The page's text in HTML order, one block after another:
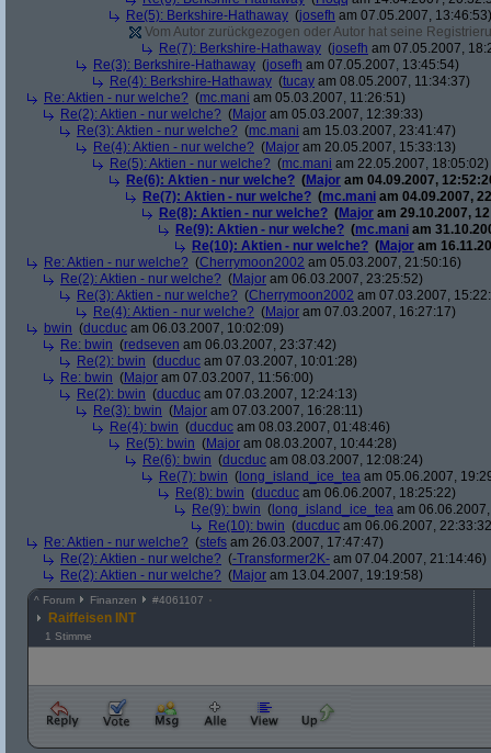
Re(5): Berkshire-Hathaway (josefh am 07.05.2007, 13:46:53)
Vom Autor zurückgezogen oder Autor hat seine
Re(7): Berkshire-Hathaway (josefh am 07.05.2007,
Re(3): Berkshire-Hathaway (josefh am 07.05.2007, 13:45:54)
Re(4): Berkshire-Hathaway (tucay am 08.05.2007, 11:34:37)
Re: Aktien - nur welche? (mc.mani am 05.03.2007, 11:26:51)
Re(2): Aktien - nur welche? (Major am 05.03.2007, 12:39:33)
Re(3): Aktien - nur welche? (mc.mani am 15.03.2007, 23:41:47)
Re(4): Aktien - nur welche? (Major am 20.05.2007, 15:33:13)
Re(5): Aktien - nur welche? (mc.mani am 22.05.2007, 18:05:02)
Re(6): Aktien - nur welche? (Major am 04.09.2007,
Re(7): Aktien - nur welche? (mc.mani am 04.09.2007,
Re(8): Aktien - nur welche? (Major am 29.10.2007,
Re(9): Aktien - nur welche? (mc.mani am
Re(10): Aktien - nur welche? (Major am
Re: Aktien - nur welche? (Cherrymoon2002 am 05.03.2007, 21:50:16)
Re(2): Aktien - nur welche? (Major am 06.03.2007, 23:25:52)
Re(3): Aktien - nur welche? (Cherrymoon2002 am 07.03.2007,
Re(4): Aktien - nur welche? (Major am 07.03.2007, 16:27:17)
bwin (ducduc am 06.03.2007, 10:02:09)
Re: bwin (redseven am 06.03.2007, 23:37:42)
Re(2): bwin (ducduc am 07.03.2007, 10:01:28)
Re: bwin (Major am 07.03.2007, 11:56:00)
Re(2): bwin (ducduc am 07.03.2007, 12:24:13)
Re(3): bwin (Major am 07.03.2007, 16:28:11)
Re(4): bwin (ducduc am 08.03.2007, 01:48:46)
Re(5): bwin (Major am 08.03.2007, 10:44:28)
Re(6): bwin (ducduc am 08.03.2007, 12:08:24)
Re(7): bwin ( long_island_ice_tea am 05.06.2007,
Re(8): bwin (ducduc am 06.06.2007, 18:25:22)
Re(9): bwin ( long_island_ice_tea am
Re(10): bwin (ducduc am 06.06.2007,
Re: Aktien - nur welche? (stefs am 26.03.2007, 17:47:47)
Re(2): Aktien - nur welche? (-Transformer2K- am 07.04.2007, 21:14:46)
Re(2): Aktien - nur welche? (Major am 13.04.2007, 19:19:58)
^ Forum Finanzen #4061107
Raiffeisen INT
1 Stimme